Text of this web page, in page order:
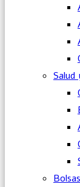
Salud